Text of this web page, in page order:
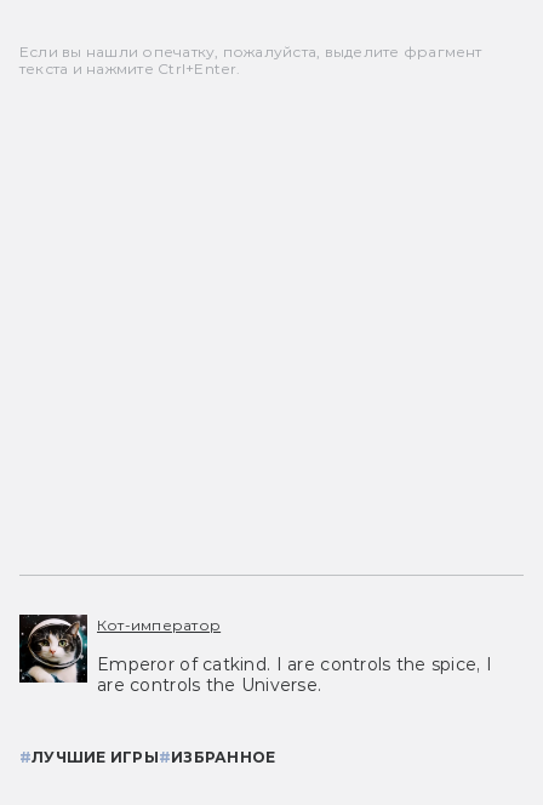
Если вы нашли опечатку, пожалуйста, выделите фрагмент
текста и нажмите Ctrl+Enter.
Кот-император
Emperor of catkind. I are controls the spice, I
are controls the Universe.
#ЛУЧШИЕ ИГРЫ#ИЗБРАННОЕ